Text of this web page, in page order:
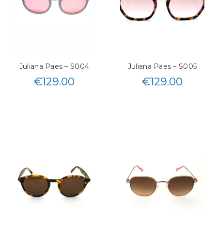
Juliana Paes – S004
€129.00
Juliana Paes – S005
€129.00